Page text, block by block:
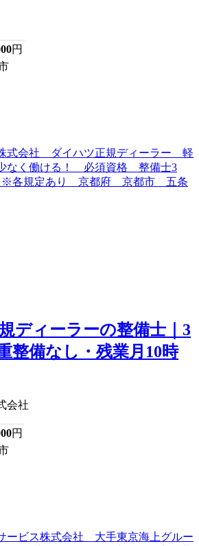
円
ディーラーの整備士｜3
整備なし・残業月10時
会社
円